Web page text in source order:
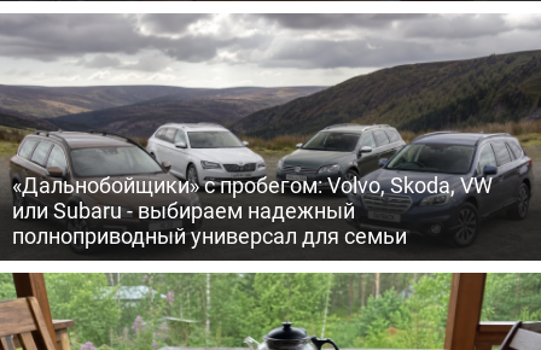
«Дальнобойщики» с пробегом: Volvo, Skoda, VW
или Subaru - выбираем надежный
полноприводный универсал для семьи